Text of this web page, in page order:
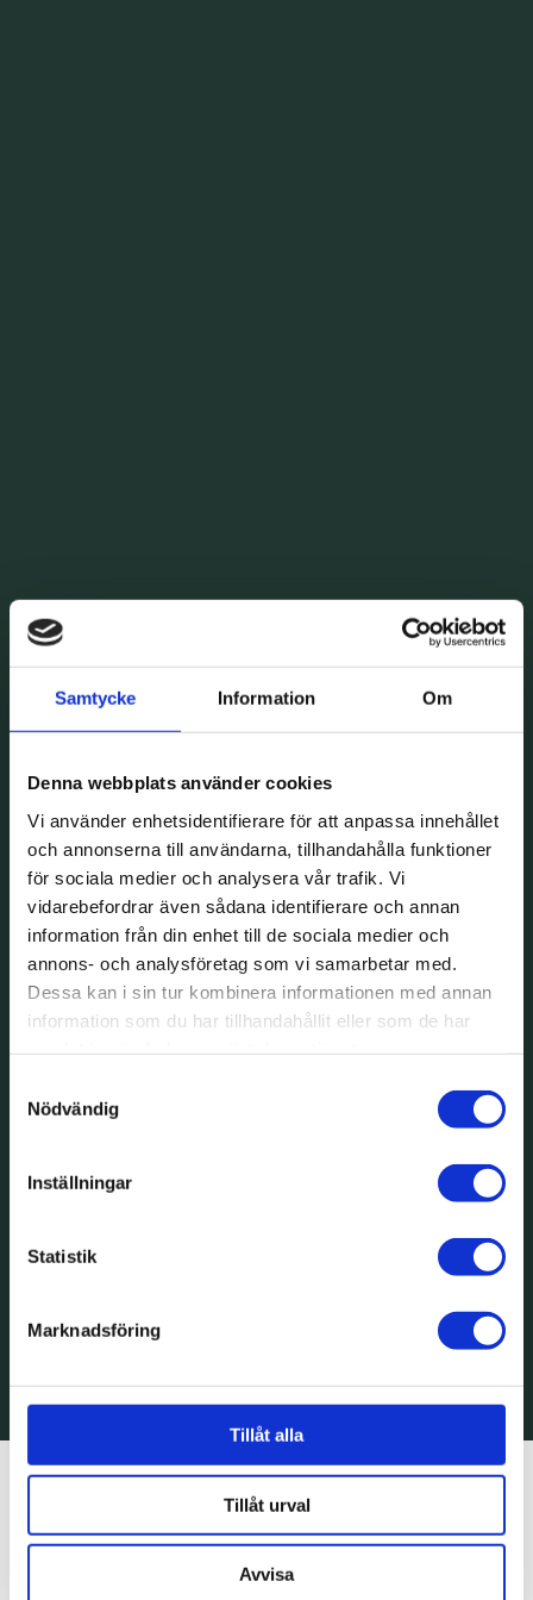
Samtycke Information Om
Denna webbplats använder cookies
Vi använder enhetsidentifierare för att anpassa innehållet
och annonserna till användarna, tillhandahålla funktioner
för sociala medier och analysera vår trafik. Vi
vidarebefordrar även sådana identifierare och annan
information från din enhet till de sociala medier och
annons- och analysföretag som vi samarbetar med.
Dessa kan i sin tur kombinera informationen med annan
information som du har tillhandahållit eller som de har
Nödvändig
Inställningar
Statistik
Marknadsföring
Tillåt alla
Tillåt urval
Avvisa
cbct